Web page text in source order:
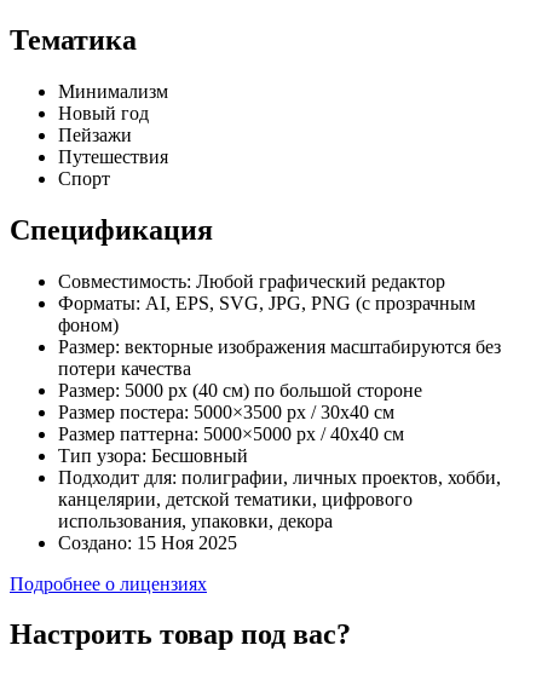
Тематика
Минимализм
Новый год
Пейзажи
Путешествия
Спорт
Спецификация
Совместимость: Любой графический редактор
Форматы: AI, EPS, SVG, JPG, PNG (с прозрачным
фоном)
Размер: векторные изображения масштабируются без
потери качества
Размер: 5000 px (40 см) по большой стороне
Размер постера: 5000×3500 px / 30х40 см
Размер паттерна: 5000×5000 px / 40х40 см
Тип узора: Бесшовный
Подходит для: полиграфии, личных проектов, хобби,
канцелярии, детской тематики, цифрового
использования, упаковки, декора
Создано: 15 Ноя 2025
Подробнее о лицензиях
Настроить товар под вас?